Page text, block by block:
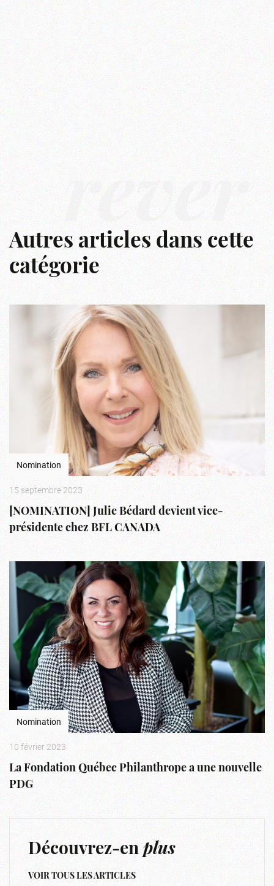
rêver
Autres articles dans cette
catégorie
Nomination
15 septembre 2023
[NOMINATION] Julie Bédard devient vice-
présidente chez BFL CANADA
Nomination
10 février 2023
La Fondation Québec Philanthrope a une nouvelle
PDG
Découvrez-enplus
VOIR TOUS LES ARTICLES